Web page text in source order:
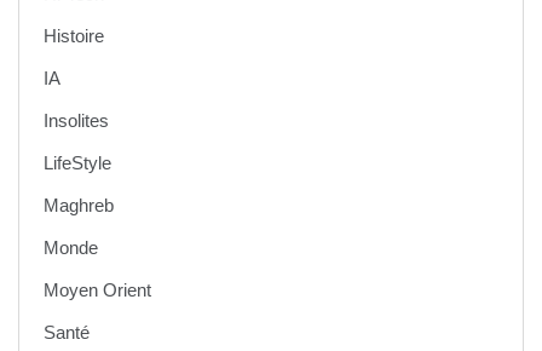
Histoire
IA
Insolites
LifeStyle
Maghreb
Monde
Moyen Orient
Santé